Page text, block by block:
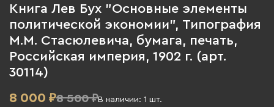
Книга Лев Бух "Основные элементы
политической экономии", Типография
М.М. Стасюлевича, бумага, печать,
Российская империя, 1902 г. (арт.
30114)
8 000 ₽8 500 ₽В наличии: 1 шт.